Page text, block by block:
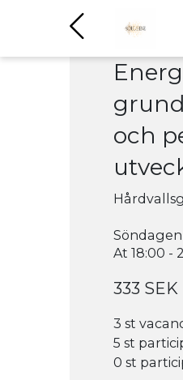
och
At 18:00 -
333 SEK
3 st
5 st
0 st